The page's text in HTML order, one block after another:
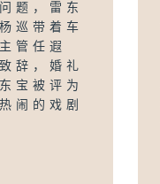
题，雷东
巡带着车
管任遐
辞，婚礼
宝被评为
闹的戏剧